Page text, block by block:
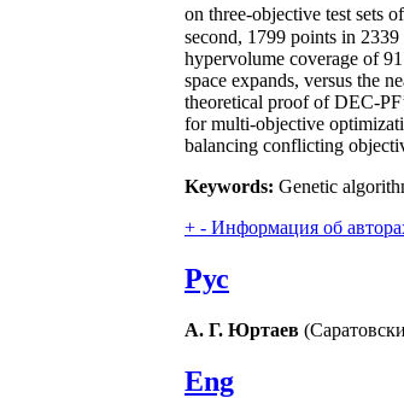
on three-objective test sets
second, 1799 points in
hypervolume coverage of
space expands, versus the
theoretical proof of DEC-
for multi-objective
balancing conflicting
Keywords: Genetic
+ - Информация об
Рус
А. Г. Юртаев
Eng